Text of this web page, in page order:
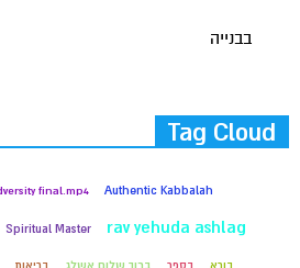
בבנייה
Tag Cloud
Authentic Kabbalah
final.mp4
rav yehuda ashlag
Spiritual Master
בורא בספר ברוך שלום אשלג בריאות